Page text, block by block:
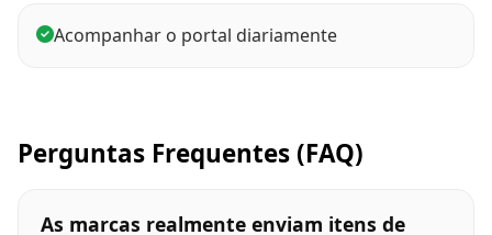
Acompanhar o portal diariamente
Perguntas Frequentes (FAQ)
As marcas realmente enviam itens de